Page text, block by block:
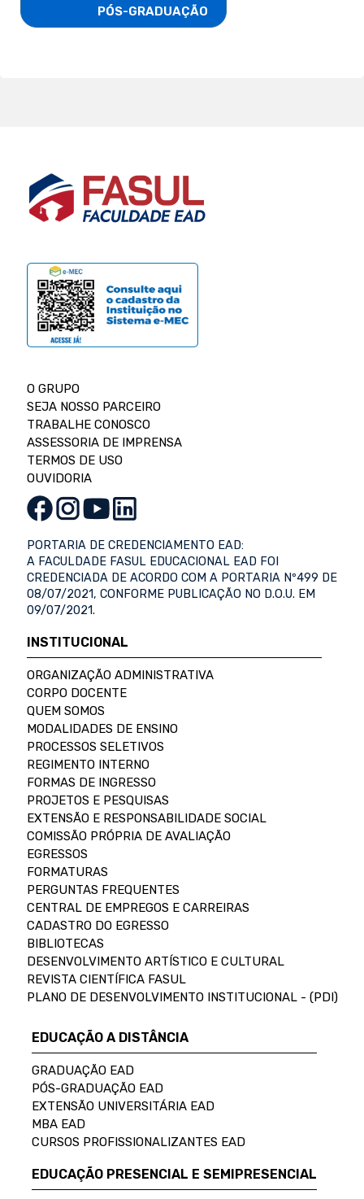
                        PÓS-GRADUAÇÃO
O GRUPO
SEJA NOSSO PARCEIRO
TRABALHE CONOSCO
ASSESSORIA DE IMPRENSA
TERMOS DE USO
OUVIDORIA
PORTARIA DE CREDENCIAMENTO EAD:
A FACULDADE FASUL EDUCACIONAL EAD FOI
CREDENCIADA DE ACORDO COM A PORTARIA Nº499 DE
08/07/2021, CONFORME PUBLICAÇÃO NO D.O.U. EM
09/07/2021.
INSTITUCIONAL
ORGANIZAÇÃO ADMINISTRATIVA
CORPO DOCENTE
QUEM SOMOS
MODALIDADES DE ENSINO
PROCESSOS SELETIVOS
REGIMENTO INTERNO
FORMAS DE INGRESSO
PROJETOS E PESQUISAS
EXTENSÃO E RESPONSABILIDADE SOCIAL
COMISSÃO PRÓPRIA DE AVALIAÇÃO
EGRESSOS
FORMATURAS
PERGUNTAS FREQUENTES
CENTRAL DE EMPREGOS E CARREIRAS
CADASTRO DO EGRESSO
BIBLIOTECAS
DESENVOLVIMENTO ARTÍSTICO E CULTURAL
REVISTA CIENTÍFICA FASUL
PLANO DE DESENVOLVIMENTO INSTITUCIONAL - (PDI)
EDUCAÇÃO A DISTÂNCIA
GRADUAÇÃO EAD
PÓS-GRADUAÇÃO EAD
EXTENSÃO UNIVERSITÁRIA EAD
MBA EAD
CURSOS PROFISSIONALIZANTES EAD
EDUCAÇÃO PRESENCIAL E SEMIPRESENCIAL